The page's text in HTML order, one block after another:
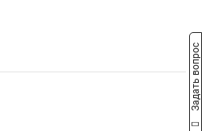
Задать вопрос